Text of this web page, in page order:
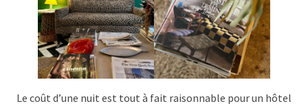
Le coût d’une nuit est tout à fait raisonnable pour un hôtel